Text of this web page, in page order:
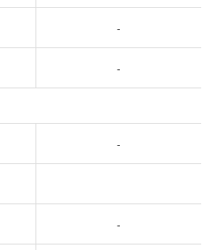
-
-
-
-